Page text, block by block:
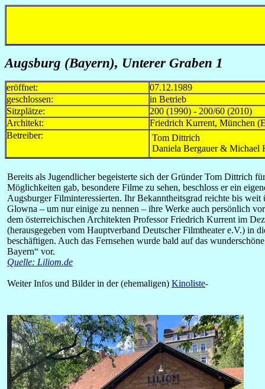
Augsburg (Bayern), Unterer Graben 1
eröffnet:
07.12.1989
geschlossen:
in Betrieb
Sitzplätze:
200 (1990) - 200/60 (2010)
Architekt:
Friedrich Kurrent, München
Betreiber:
Tom Dittrich
Daniela Bergauer & Michael
Bereits als Jugendlicher begeisterte sich der Gründer Tom Dittrich
Möglichkeiten gab, besondere Filme zu sehen, beschloss er ein
Augsburger Filminteressierten. Ihr Bekanntheitsgrad reichte bis
Glowna – um nur einige zu nennen – ihre Werke auch persönlich
dem österreichischen Architekten Professor Friedrich Kurrent im
(herausgegeben vom Hauptverband Deutscher Filmtheater e.V.) in
beschäftigen. Auch das Fernsehen wurde bald auf das
Bayern“ vor.
Quelle: Liliom.de
Weiter Infos und Bilder in der (ehemaligen) Kinoliste-